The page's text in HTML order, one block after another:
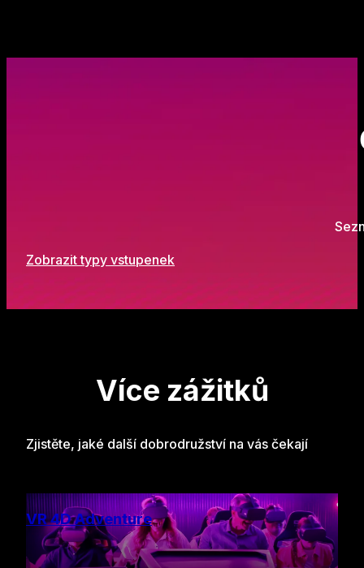
Zobrazit typy vstupenek
Více zážitků
Zjistěte, jaké další dobrodružství na vás čekají
VR 4D Adventure